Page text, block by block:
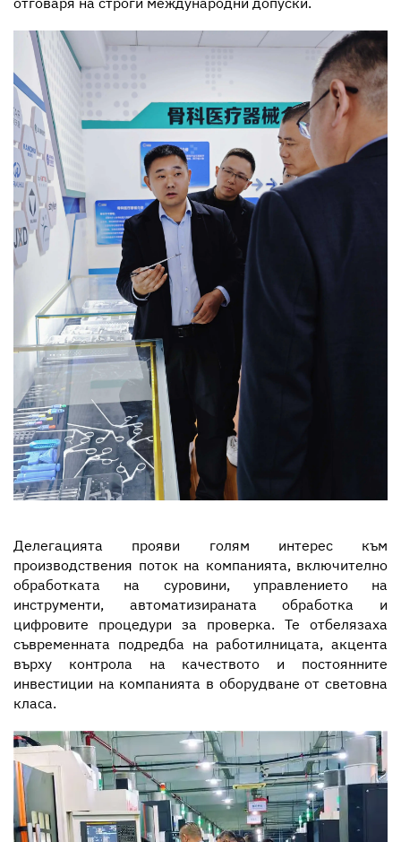
Делегацията прояви голям интерес към
производствения поток на компанията, включително
обработката на суровини, управлението на
инструменти, автоматизираната обработка и
цифровите процедури за проверка. Те отбелязаха
съвременната подредба на работилницата, акцента
върху контрола на качеството и постоянните
инвестиции на компанията в оборудване от световна
класа.